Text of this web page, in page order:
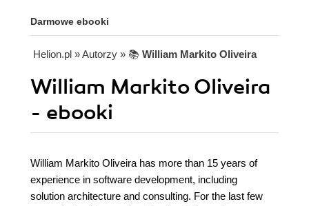
Darmowe ebooki
Helion.pl » Autorzy » 📚 William Markito Oliveira
William Markito Oliveira
- ebooki
William Markito Oliveira has more than 15 years of
experience in software development, including
solution architecture and consulting. For the last few